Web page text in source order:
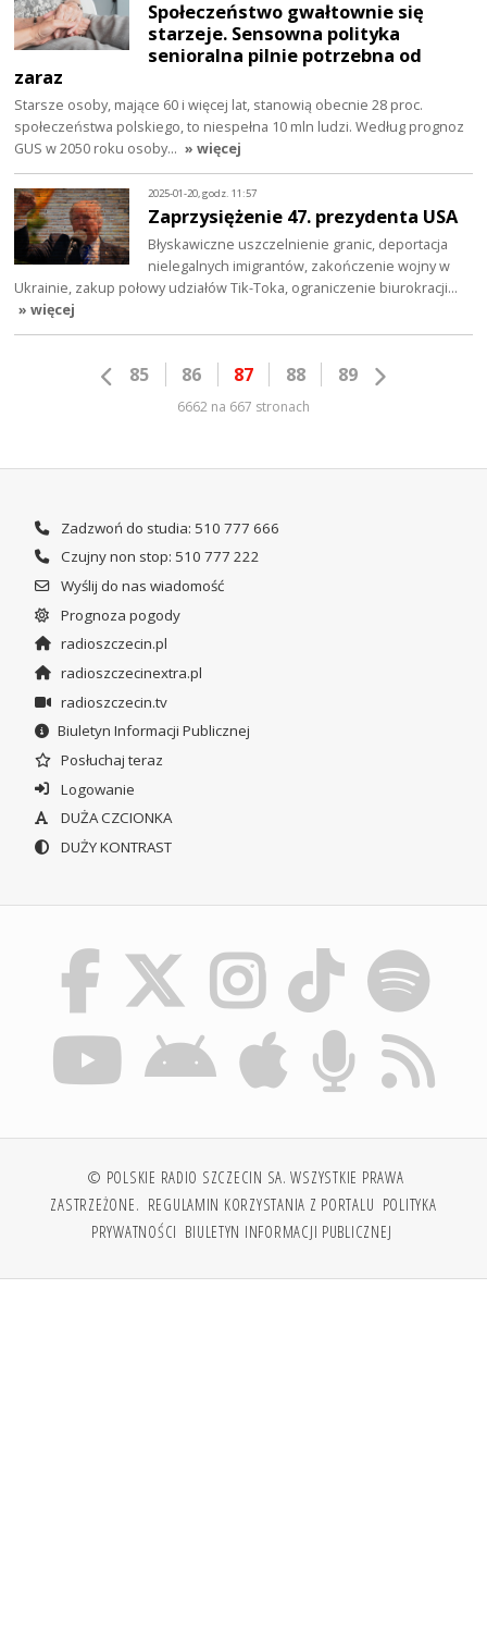
Społeczeństwo gwałtownie się
starzeje. Sensowna polityka
senioralna pilnie potrzebna od
zaraz
Starsze osoby, mające 60 i więcej lat, stanowią obecnie 28 proc.
społeczeństwa polskiego, to niespełna 10 mln ludzi. Według prognoz
GUS w 2050 roku osoby… » więcej
2025-01-20, godz. 11:57
Zaprzysiężenie 47. prezydenta USA
Błyskawiczne uszczelnienie granic, deportacja
nielegalnych imigrantów, zakończenie wojny w
Ukrainie, zakup połowy udziałów Tik-Toka, ograniczenie biurokracji…
» więcej
85 86 87 88 89
6662 na 667 stronach
Zadzwoń do studia: 510 777 666
Czujny non stop: 510 777 222
Wyślij do nas wiadomość
Prognoza pogody
radioszczecin.pl
radioszczecinextra.pl
radioszczecin.tv
Biuletyn Informacji Publicznej
Posłuchaj teraz
Logowanie
DUŻA CZCIONKA
DUŻY KONTRAST
© POLSKIE RADIO SZCZECIN SA. WSZYSTKIE PRAWA
ZASTRZEŻONE. REGULAMIN KORZYSTANIA Z PORTALU POLITYKA
PRYWATNOŚCI BIULETYN INFORMACJI PUBLICZNEJ